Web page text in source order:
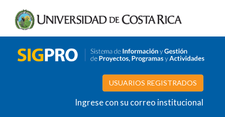
USUARIOS REGISTRADOS
Ingrese con su correo institucional